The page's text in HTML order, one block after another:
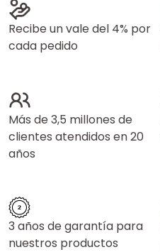
Recibe un vale del 4% por
cada pedido
Más de 3,5 millones de
clientes atendidos en 20
años
3 años de garantía para
nuestros productos